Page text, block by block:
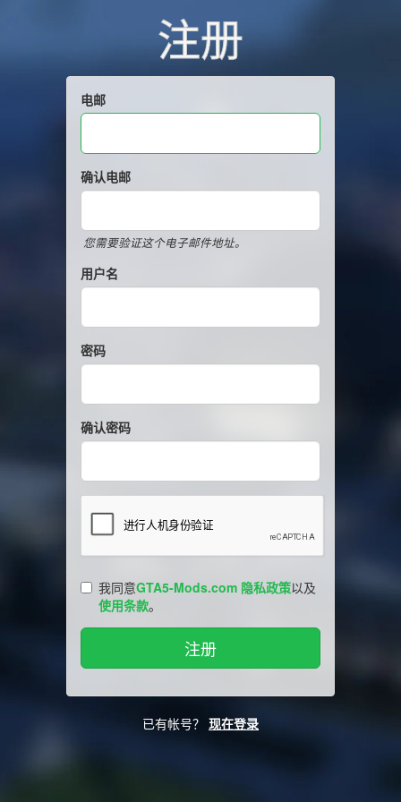
注册
电邮
确认电邮
您需要验证这个电子邮件地址。
用户名
密码
确认密码
我同意GTA5-Mods.com 隐私政策以及
使用条款。
已有帐号？ 现在登录